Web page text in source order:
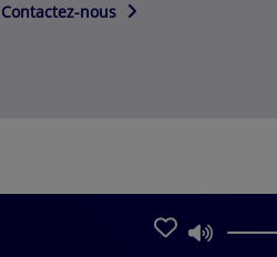
Contactez-nous